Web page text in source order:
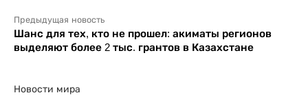
Предыдущая новость
Шанс для тех, кто не прошел: акиматы регионов
выделяют более 2 тыс. грантов в Казахстане
Новости мира